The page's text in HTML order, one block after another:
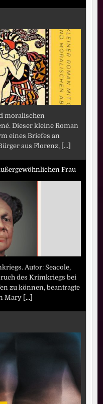
moralischen
Dieser kleine Roman
eines Briefes an
aus Florenz, [...]
Frau
Autor: Seacole,
des Krimkriegs bei
zu können, beantragte
Mary [...]